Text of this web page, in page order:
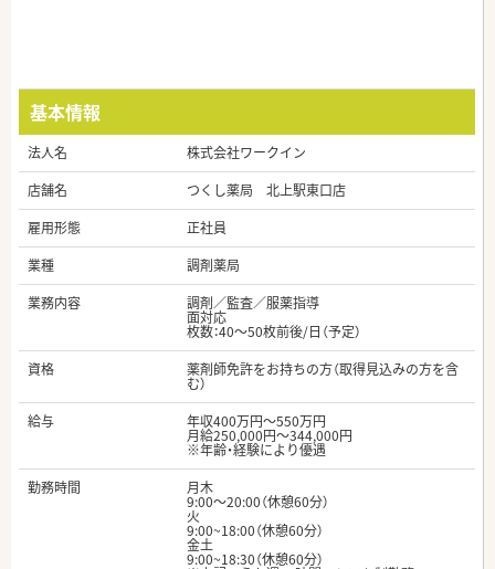
基本情報
法人名
株式会社ワークイン
店舗名
つくし薬局 北上駅東口店
雇用形態
正社員
業種
調剤薬局
業務内容
調剤／監査／服薬指導
面対応
枚数：40～50枚前後/日（予定）
資格
薬剤師免許をお持ちの方（取得見込みの方を含
む）
給与
年収400万円～550万円
月給250,000円～344,000円
※年齢・経験により優遇
勤務時間
月木
9:00～20:00（休憩60分）
火
9:00~18:00（休憩60分）
金土
9:00~18:30（休憩60分）